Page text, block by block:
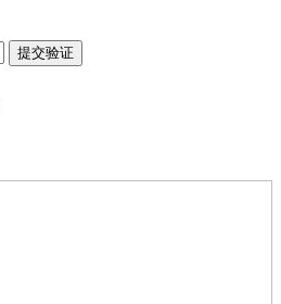
提交验证